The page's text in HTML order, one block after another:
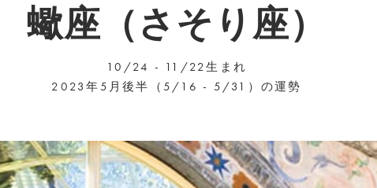
蠍座（さそり座）
10/24 - 11/22生まれ
2023年5月後半（5/16 - 5/31）の運勢